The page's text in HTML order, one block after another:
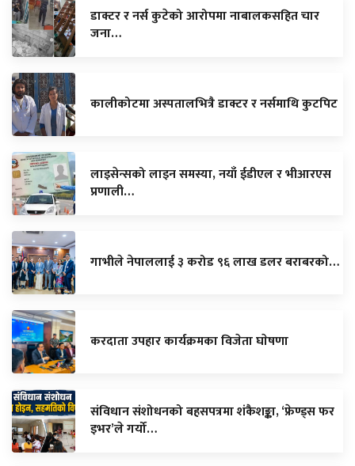
डाक्टर र नर्स कुटेको आरोपमा नाबालकसहित चार
जना…
कालीकोटमा अस्पतालभित्रै डाक्टर र नर्समाथि कुटपिट
लाइसेन्सको लाइन समस्या, नयाँ ईडीएल र भीआरएस
प्रणाली…
गाभीले नेपाललाई ३ करोड ९६ लाख डलर बराबरको…
करदाता उपहार कार्यक्रमका विजेता घाेषणा
संविधान संशोधनको बहसपत्रमा शंकैशङ्का, ‘फ्रेण्ड्स फर
इभर’ले गर्यो…